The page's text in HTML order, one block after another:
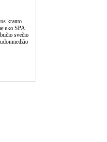
kranto
eko SPA
svečio